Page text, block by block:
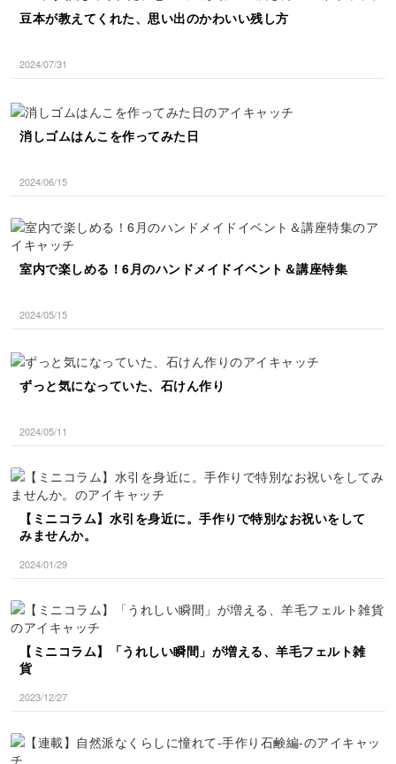
豆本が教えてくれた、思い出のかわいい残し方
2024/07/31
消しゴムはんこを作ってみた日
2024/06/15
室内で楽しめる！6月のハンドメイドイベント＆講座特集
2024/05/15
ずっと気になっていた、石けん作り
2024/05/11
【ミニコラム】水引を身近に。手作りで特別なお祝いをして
みませんか。
2024/01/29
【ミニコラム】「うれしい瞬間」が増える、羊毛フェルト雑
貨
2023/12/27